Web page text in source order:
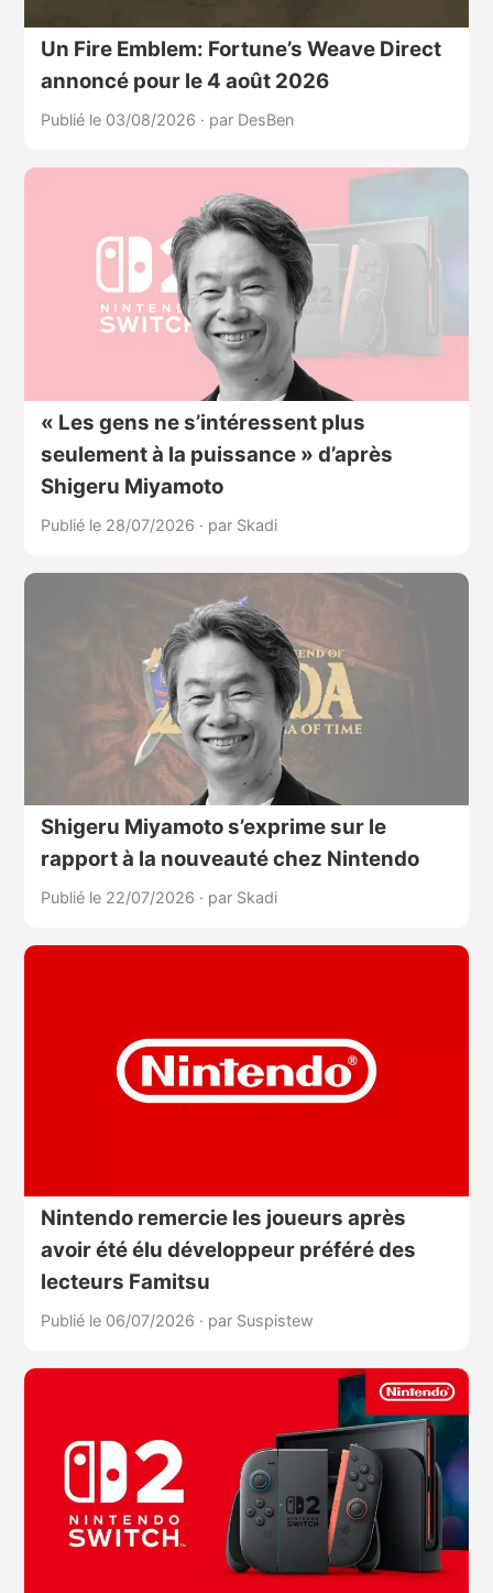
Un Fire Emblem: Fortune’s Weave Direct
annoncé pour le 4 août 2026
Publié le 03/08/2026 · par DesBen
« Les gens ne s’intéressent plus
seulement à la puissance » d’après
Shigeru Miyamoto
Publié le 28/07/2026 · par Skadi
Shigeru Miyamoto s’exprime sur le
rapport à la nouveauté chez Nintendo
Publié le 22/07/2026 · par Skadi
Nintendo remercie les joueurs après
avoir été élu développeur préféré des
lecteurs Famitsu
Publié le 06/07/2026 · par Suspistew